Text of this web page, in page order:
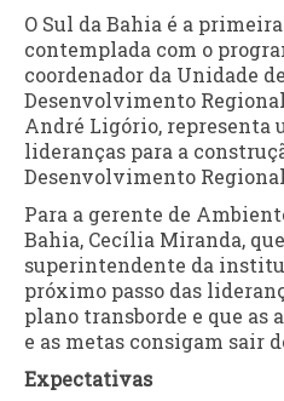
O Sul da Bahia é a
contemplada com o
coordenador da Unidade
Desenvolvimento
André Ligório, representa
lideranças para a
Desenvolvimento
Para a gerente de
Bahia, Cecília Miranda,
superintendente da
próximo passo das
plano transborde e que as
e as metas consigam sair
Expectativas